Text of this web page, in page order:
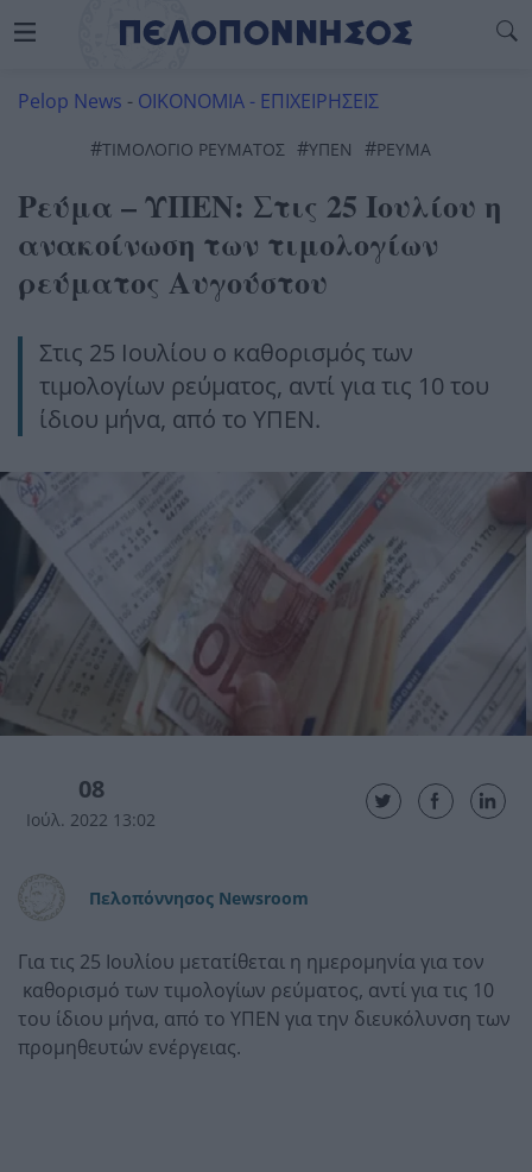
Pelop News - ΟΙΚΟΝΟΜΙΑ - ΕΠΙΧΕΙΡΗΣΕΙΣ
#ΤΙΜΟΛΌΓΙΟ ΡΕΎΜΑΤΟΣ #ΥΠΕΝ #ΡΕΎΜΑ
Ρεύμα – ΥΠΕΝ: Στις 25 Ιουλίου η
ανακοίνωση των τιμολογίων
ρεύματος Αυγούστου
Στις 25 Ιουλίου ο καθορισμός των
τιμολογίων ρεύματος, αντί για τις 10 του
ίδιου μήνα, από το ΥΠΕΝ.
08
Ιούλ. 2022 13:02
Πελοπόννησος Newsroom
Για τις 25 Ιουλίου μετατίθεται η ημερομηνία για τον
καθορισμό των τιμολογίων ρεύματος, αντί για τις 10
του ίδιου μήνα, από το ΥΠΕΝ για την διευκόλυνση των
προμηθευτών ενέργειας.